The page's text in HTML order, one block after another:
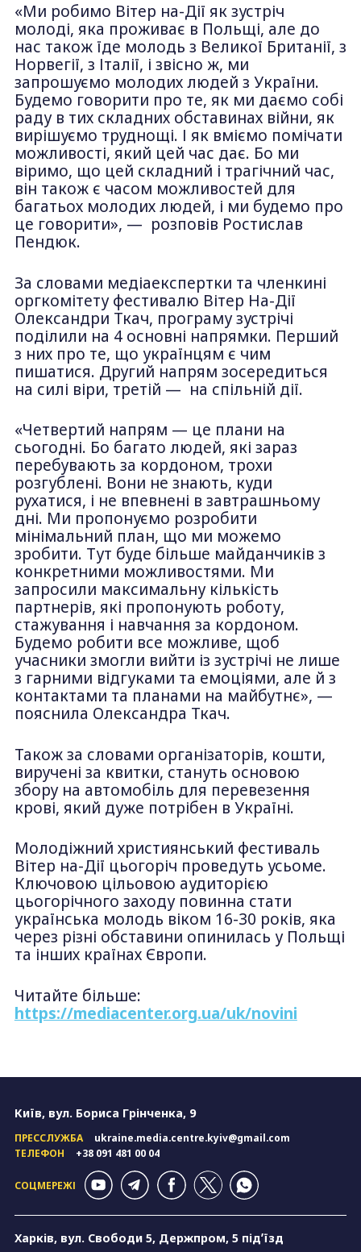
«Ми робимо Вітер на-Дії як зустріч
молоді, яка проживає в Польщі, але до
нас також їде молодь з Великої Британії, з
Норвегії, з Італії, і звісно ж, ми
запрошуємо молодих людей з України.
Будемо говорити про те, як ми даємо собі
раду в тих складних обставинах війни, як
вирішуємо труднощі. І як вміємо помічати
можливості, який цей час дає. Бо ми
віримо, що цей складний і трагічний час,
він також є часом можливостей для
багатьох молодих людей, і ми будемо про
це говорити», — розповів Ростислав
Пендюк.
За словами медіаекспертки та членкині
оргкомітету фестивалю Вітер На-Дії
Олександри Ткач, програму зустрічі
поділили на 4 основні напрямки. Перший
з них про те, що українцям є чим
пишатися. Другий напрям зосередиться
на силі віри, третій — на спільній дії.
«Четвертий напрям — це плани на
сьогодні. Бо багато людей, які зараз
перебувають за кордоном, трохи
розгублені. Вони не знають, куди
рухатися, і не впевнені в завтрашньому
дні. Ми пропонуємо розробити
мінімальний план, що ми можемо
зробити. Тут буде більше майданчиків з
конкретними можливостями. Ми
запросили максимальну кількість
партнерів, які пропонують роботу,
стажування і навчання за кордоном.
Будемо робити все можливе, щоб
учасники змогли вийти із зустрічі не лише
з гарними відгуками та емоціями, але й з
контактами та планами на майбутнє», —
пояснила Олександра Ткач.
Також за словами організаторів, кошти,
виручені за квитки, стануть основою
збору на автомобіль для перевезення
крові, який дуже потрібен в Україні.
Молодіжний християнський фестиваль
Вітер на-Дії цьогоріч проведуть усьоме.
Ключовою цільовою аудиторією
цьогорічного заходу повинна стати
українська молодь віком 16-30 років, яка
через різні обставини опинилась у Польщі
та інших країнах Європи.
Читайте більше:
https://mediacenter.org.ua/uk/novini
Київ, вул. Бориса Грінченка, 9
ПРЕССЛУЖБА
ukraine.media.centre.kyiv@gmail.com
ТЕЛЕФОН
+38 091 481 00 04
СОЦМЕРЕЖІ
Харків, вул. Свободи 5, Держпром, 5 підʼїзд